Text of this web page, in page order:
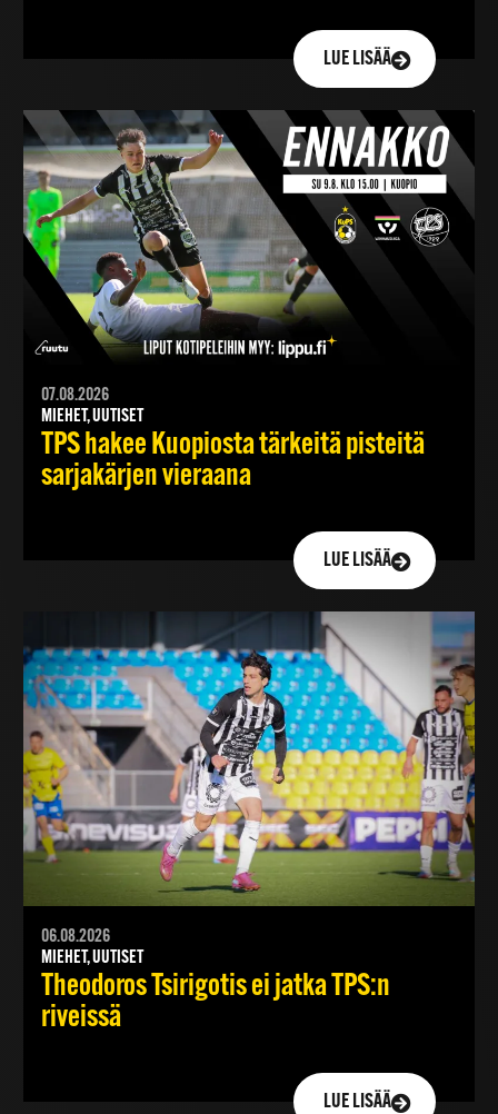
LUE LISÄÄ
07.08.2026
MIEHET, UUTISET
TPS hakee Kuopiosta tärkeitä pisteitä
sarjakärjen vieraana
LUE LISÄÄ
06.08.2026
MIEHET, UUTISET
Theodoros Tsirigotis ei jatka TPS:n
riveissä
LUE LISÄÄ